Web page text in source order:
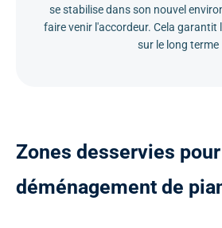
se stabilise dans son nouvel
faire venir l'accordeur. Cela garantit
sur le long terme
Zones desservies pour
déménagement de pia